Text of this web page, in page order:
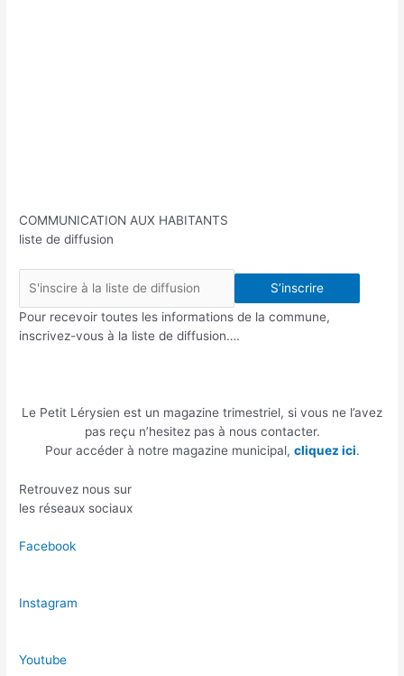
COMMUNICATION AUX HABITANTS
liste de diffusion
S’inscrire
Pour recevoir toutes les informations de la commune,
inscrivez-vous à la liste de diffusion….
Le Petit Lérysien est un magazine trimestriel, si vous ne l’avez
pas reçu n’hesitez pas à nous contacter.
Pour accéder à notre magazine municipal, cliquez ici.
Retrouvez nous sur
les réseaux sociaux
Facebook
Instagram
Youtube